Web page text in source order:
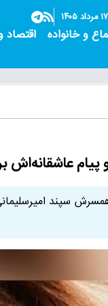
و خانواده اقتصاد
پیام
سپند